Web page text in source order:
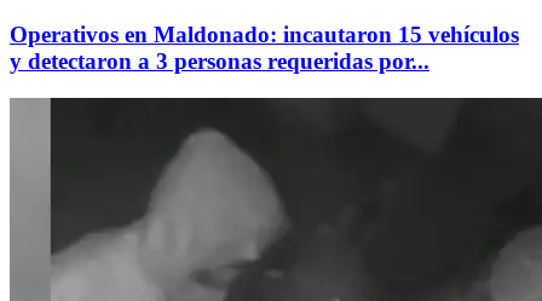
Operativos en Maldonado: incautaron 15 vehículos
y detectaron a 3 personas requeridas por...